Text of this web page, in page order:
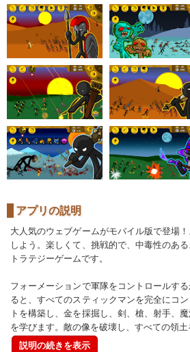
アプリの説明
大人気のウェブゲームがモバイル版で登場
しよう。楽しくて、挑戦的で、中毒性のあ
トラテジーゲームです。
フォーメーションで軍隊をコントロールす
ると、すべてのスティックマンを完全にコ
トを構築し、金を採掘し、剣、槍、射手、
を学びます。敵の像を破壊し、すべての領土
説明の続きを表示